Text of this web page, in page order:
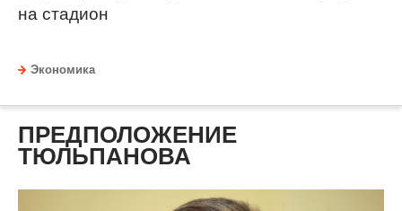
на стадион
Экономика
ПРЕДПОЛОЖЕНИЕ
ТЮЛЬПАНОВА